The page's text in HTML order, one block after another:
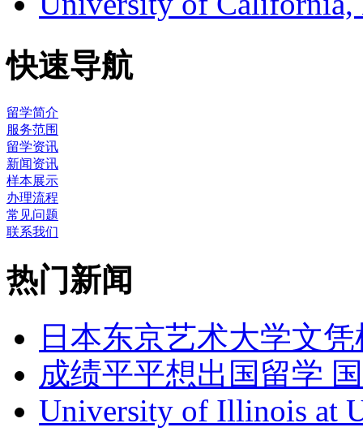
快速导航
留学简介
服务范围
留学资讯
新闻资讯
样本展示
办理流程
常见问题
联系我们
热门新闻
日本东京艺术大学文
成绩平平想出国留学
University of Illinois at